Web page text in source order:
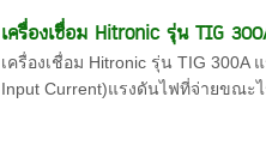
เครื่องเชื่อม Hitronic รุ่น TIG
เครื่องเชื่อม Hitronic รุ่น TIG
Input Current)แรงดันไฟที่จ่ายขณะไ